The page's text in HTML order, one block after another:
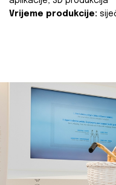
Vrijeme produkcije: